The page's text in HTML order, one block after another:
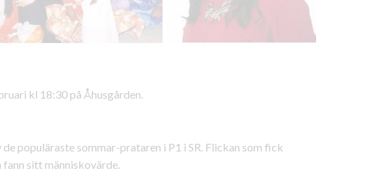
kl 18:30 på Åhusgården.
populäraste sommar-prataren i P1 i SR. Flickan som fick
fann sitt människovärde.